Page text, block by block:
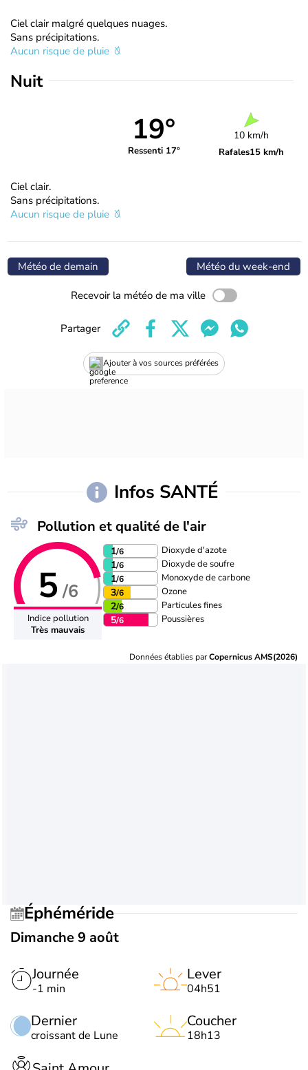
Ciel clair malgré quelques nuages.
Sans précipitations.
Aucun risque de pluie
Nuit
19°
Ressenti 17°
10 km/h
Rafales15 km/h
Ciel clair.
Sans précipitations.
Aucun risque de pluie
Météo de demain Météo du week-end
Recevoir la météo de ma ville
Ajouter à vos sources préférées
Partager
Infos SANTÉ
Pollution et qualité de l'air
5 /6
Indice pollution
Très mauvais
1/6 Dioxyde d'azote
1/6 Dioxyde de soufre
1/6 Monoxyde de carbone
3/6 Ozone
2/6 Particules fines
5/6 Poussières
Données établies parCopernicus AMS(2026)
Éphéméride
Dimanche 9 août
Journée
-1 min
Dernier
croissant de Lune
Lever
04h51
Coucher
18h13